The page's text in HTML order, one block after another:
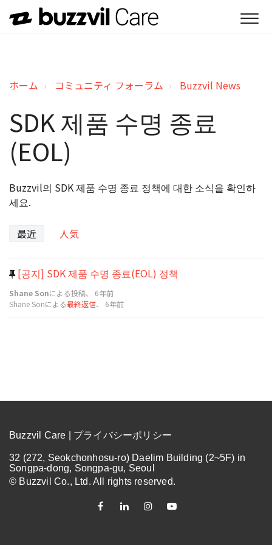
ホーム コミュニティ フォーラム Buzzvil News
SDK 제품 수명 종료
(EOL)
Buzzvil의 SDK 제품 수명 종료 정책에 대한 소식을 확인하
세요.
最近 人気
[공지] SDK 제품 수명 종료(EOL) 정책
Shane Sonによる投稿、 6年前
Shane Sonによる最終返信、 6年前
Buzzvil Care | プライバシーポリシー
32 (272, Seokchonhosu-ro) Daelim Building (2~5F) in
Songpa-dong, Songpa-gu, Seoul
© Buzzvil Co., Ltd. All rights reserved.